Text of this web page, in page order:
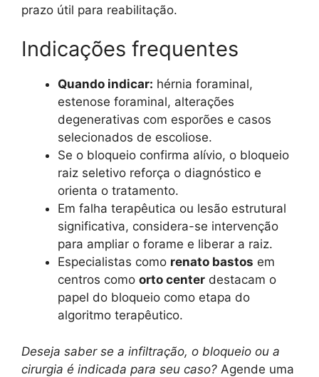
prazo útil para reabilitação.
Indicações frequentes
Quando indicar: hérnia foraminal,
estenose foraminal, alterações
degenerativas com esporões e casos
selecionados de escoliose.
Se o bloqueio confirma alívio, o bloqueio
raiz seletivo reforça o diagnóstico e
orienta o tratamento.
Em falha terapêutica ou lesão estrutural
significativa, considera-se intervenção
para ampliar o forame e liberar a raiz.
Especialistas como renato bastos em
centros como orto center destacam o
papel do bloqueio como etapa do
algoritmo terapêutico.
Deseja saber se a infiltração, o bloqueio ou a
cirurgia é indicada para seu caso? Agende uma